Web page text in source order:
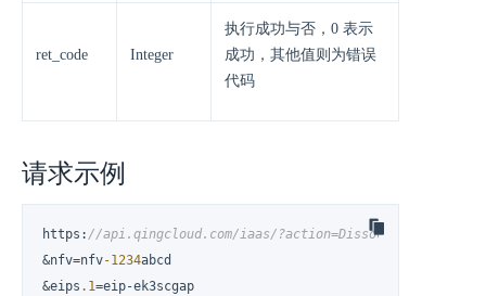
ret_code Integer
执行成功与否，0 表示
成功，其他值则为错误
代码
请求示例
https : //api.qingcloud.com/iaas/
&nfv=nfv-1234abcd
&eips .1=eip-ek3scgap